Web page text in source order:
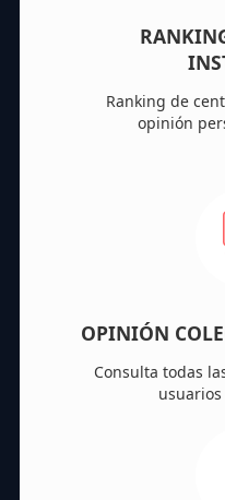
Ranking de
opinión
OPINIÓN
Consulta todas